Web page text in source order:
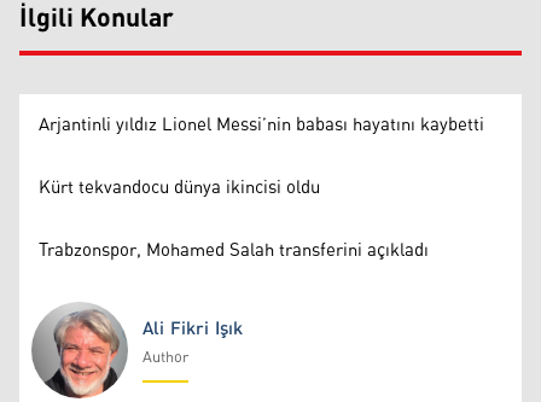
İlgili Konular
Arjantinli yıldız Lionel Messi’nin babası hayatını kaybetti
Kürt tekvandocu dünya ikincisi oldu
Trabzonspor, Mohamed Salah transferini açıkladı
Ali Fikri Işık
Author